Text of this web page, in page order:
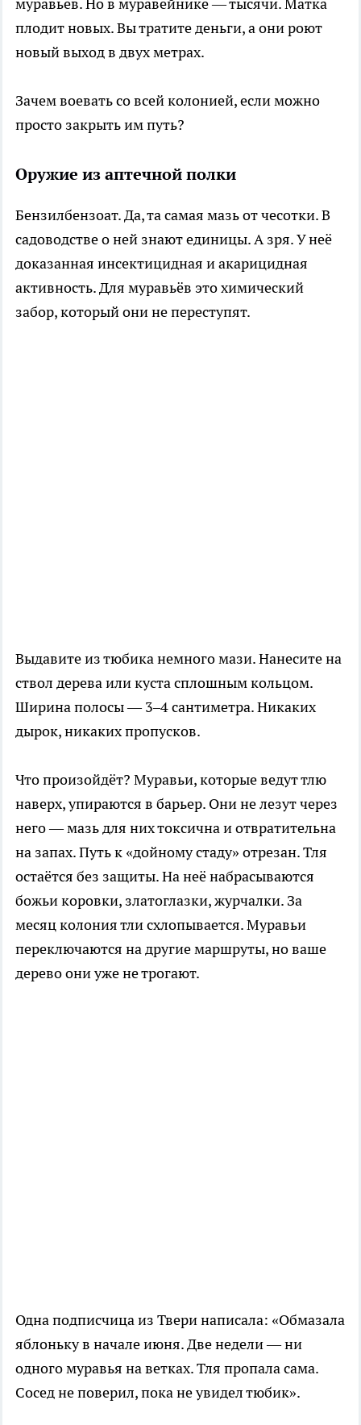
муравьёв. Но в муравейнике — тысячи. Матка
плодит новых. Вы тратите деньги, а они роют
новый выход в двух метрах.
Зачем воевать со всей колонией, если можно
просто закрыть им путь?
Оружие из аптечной полки
Бензилбензоат. Да, та самая мазь от чесотки. В
садоводстве о ней знают единицы. А зря. У неё
доказанная инсектицидная и акарицидная
активность. Для муравьёв это химический
забор, который они не переступят.
Выдавите из тюбика немного мази. Нанесите на
ствол дерева или куста сплошным кольцом.
Ширина полосы — 3–4 сантиметра. Никаких
дырок, никаких пропусков.
Что произойдёт? Муравьи, которые ведут тлю
наверх, упираются в барьер. Они не лезут через
него — мазь для них токсична и отвратительна
на запах. Путь к «дойному стаду» отрезан. Тля
остаётся без защиты. На неё набрасываются
божьи коровки, златоглазки, журчалки. За
месяц колония тли схлопывается. Муравьи
переключаются на другие маршруты, но ваше
дерево они уже не трогают.
Одна подписчица из Твери написала: «Обмазала
яблоньку в начале июня. Две недели — ни
одного муравья на ветках. Тля пропала сама.
Сосед не поверил, пока не увидел тюбик».